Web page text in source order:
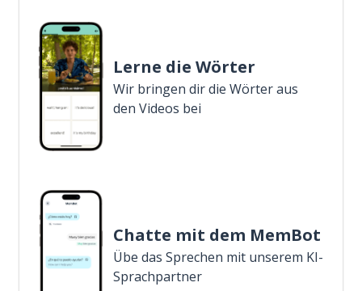
Lerne die Wörter
Wir bringen dir die Wörter aus
den Videos bei
Chatte mit dem MemBot
Übe das Sprechen mit unserem KI-
Sprachpartner